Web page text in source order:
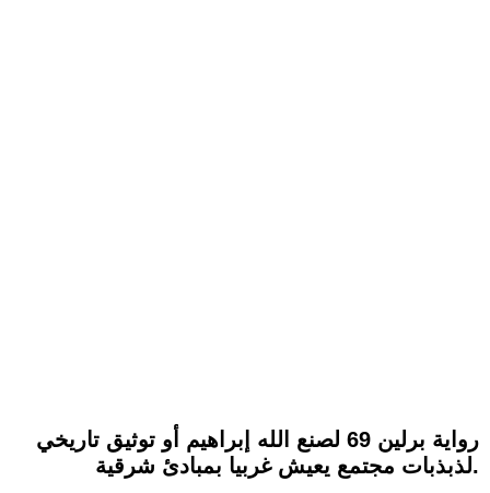
رواية برلين 69 لصنع الله إبراهيم أو توثيق تاريخي
لذبذبات مجتمع يعيش غربيا بمبادئ شرقية.